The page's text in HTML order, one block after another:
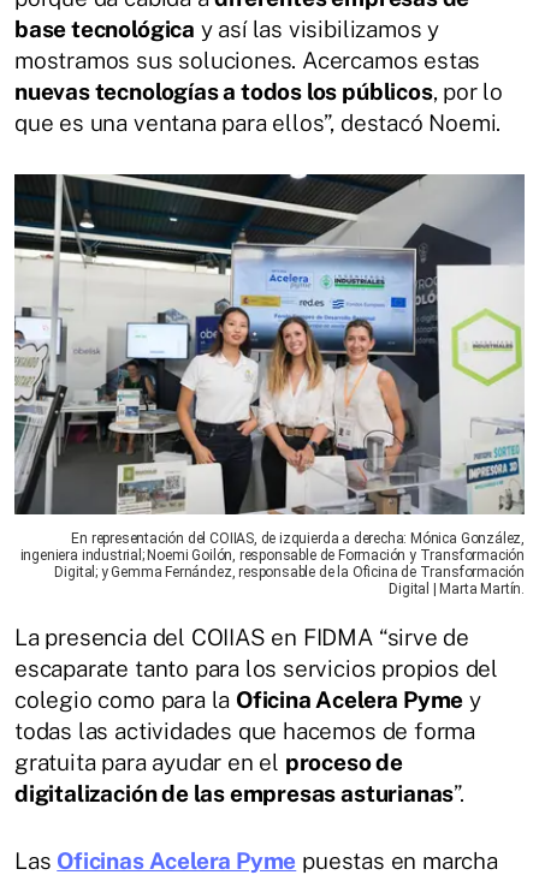
base tecnológica y así las visibilizamos y
mostramos sus soluciones. Acercamos estas
nuevas tecnologías a todos los públicos, por lo
que es una ventana para ellos”, destacó Noemi.
En representación del COIIAS, de izquierda a derecha: Mónica González,
ingeniera industrial; Noemi Goilón, responsable de Formación y Transformación
Digital; y Gemma Fernández, responsable de la Oficina de Transformación
Digital | Marta Martín.
La presencia del COIIAS en FIDMA “sirve de
escaparate tanto para los servicios propios del
colegio como para la Oficina Acelera Pyme y
todas las actividades que hacemos de forma
gratuita para ayudar en el proceso de
digitalización de las empresas asturianas”.
Las Oficinas Acelera Pyme puestas en marcha